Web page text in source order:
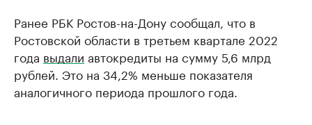
Ранее РБК Ростов-на-Дону сообщал, что в
Ростовской области в третьем квартале 2022
года выдали автокредиты на сумму 5,6 млрд
рублей. Это на 34,2% меньше показателя
аналогичного периода прошлого года.